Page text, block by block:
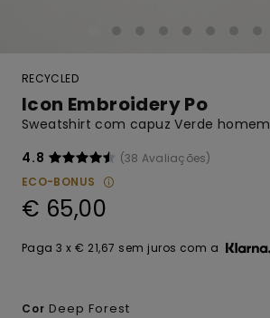
RECYCLED
Icon Embroidery Po
Sweatshirt com capuz Verde homem
4.8
(38 Avaliações)
ECO-BONUS
€ 65,00
Paga 3 x € 21,67 sem juros com a
Cor Deep Forest